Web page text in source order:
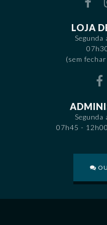
LOJA
Segunda
(sem
Segunda
07h45 -